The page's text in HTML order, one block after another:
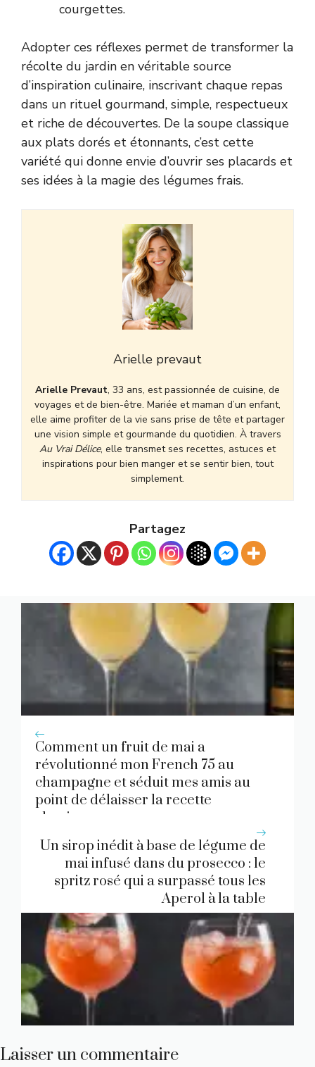
courgettes.
Adopter ces réflexes permet de transformer la
récolte du jardin en véritable source
d’inspiration culinaire, inscrivant chaque repas
dans un rituel gourmand, simple, respectueux
et riche de découvertes. De la soupe classique
aux plats dorés et étonnants, c’est cette
variété qui donne envie d’ouvrir ses placards et
ses idées à la magie des légumes frais.
Arielle prevaut
Arielle Prevaut, 33 ans, est passionnée de cuisine, de
voyages et de bien-être. Mariée et maman d’un enfant,
elle aime profiter de la vie sans prise de tête et partager
une vision simple et gourmande du quotidien. À travers
Au Vrai Délice, elle transmet ses recettes, astuces et
inspirations pour bien manger et se sentir bien, tout
simplement.
Partagez
Comment un fruit de mai a
révolutionné mon French 75 au
champagne et séduit mes amis au
point de délaisser la recette
classique
Un sirop inédit à base de légume de
mai infusé dans du prosecco : le
spritz rosé qui a surpassé tous les
Aperol à la table
Laisser un commentaire